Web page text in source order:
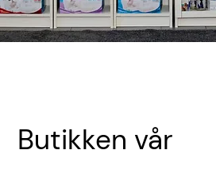
Butikken vår